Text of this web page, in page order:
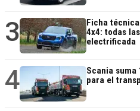
3
Ficha
4x4: todas
electrificada
4
Scania suma
para el